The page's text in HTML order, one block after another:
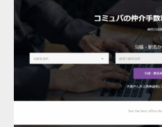
更新日：
看護小規模多機
詳細 検索サイト